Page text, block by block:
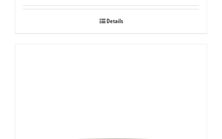
Details